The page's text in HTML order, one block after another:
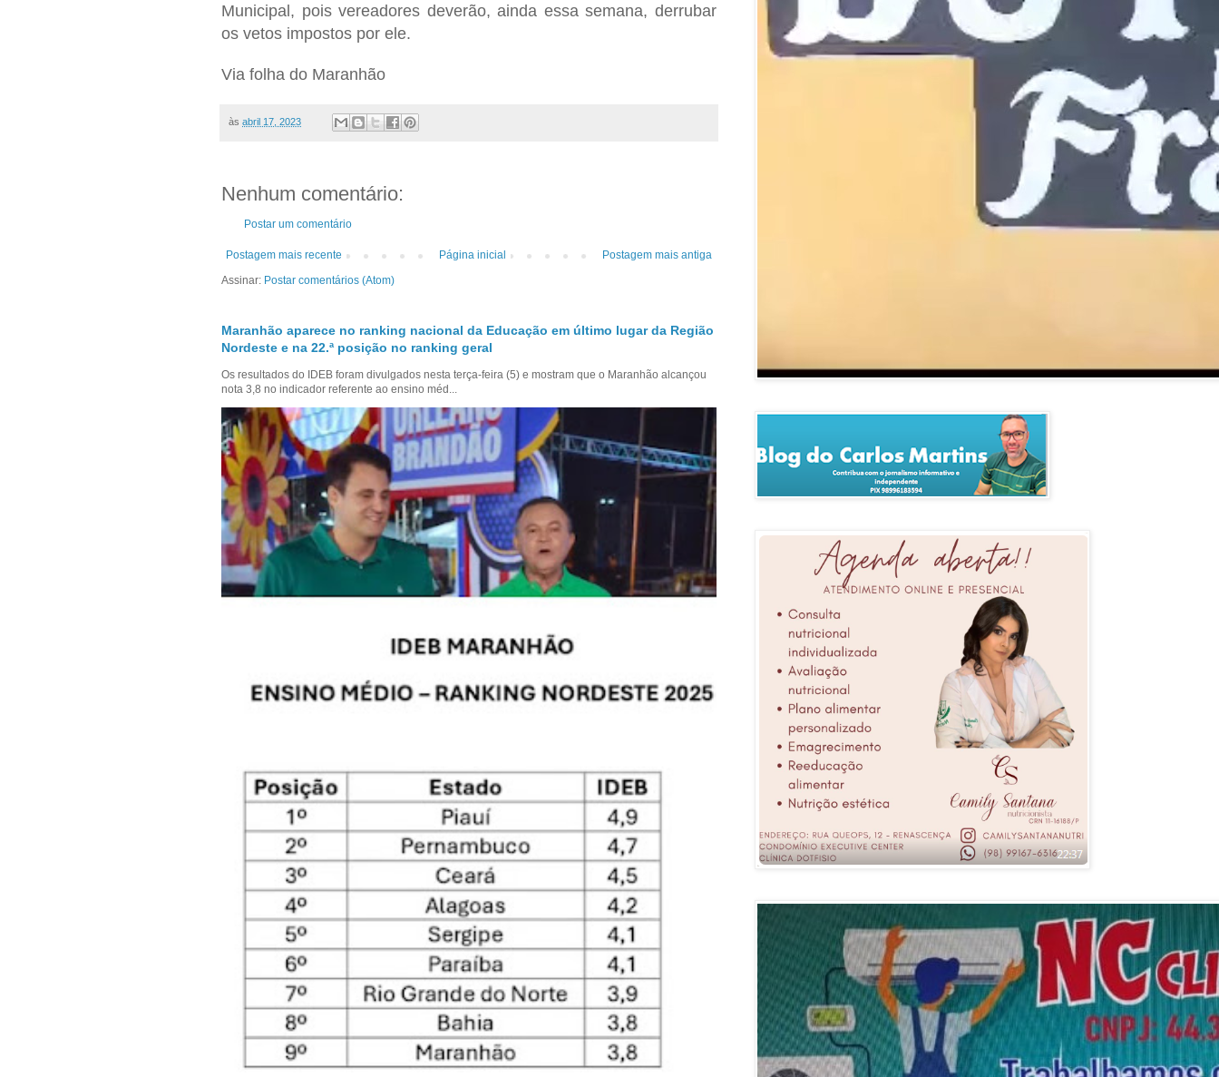
Municipal, pois vereadores deverão, ainda essa semana, derrubar
os vetos impostos por ele.
Via folha do Maranhão
às abril 17, 2023
Nenhum comentário:
Postar um comentário
Postagem mais recente Postagem mais antiga
Página inicial
Assinar: Postar comentários (Atom)
Maranhão aparece no ranking nacional da Educação em último lugar da Região
Nordeste e na 22.ª posição no ranking geral
Os resultados do IDEB foram divulgados nesta terça-feira (5) e mostram que o Maranhão alcançou
nota 3,8 no indicador referente ao ensino méd...